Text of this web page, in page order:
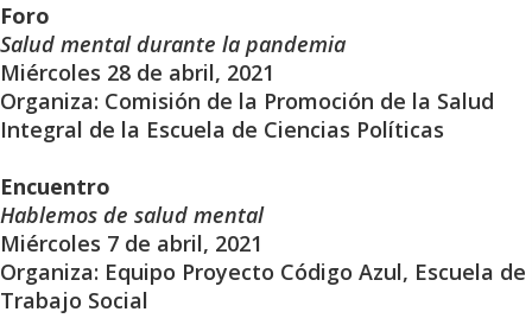
Foro
Salud mental durante la pandemia
Miércoles 28 de abril, 2021
Organiza: Comisión de la Promoción de la Salud
Integral de la Escuela de Ciencias Políticas
Encuentro
Hablemos de salud mental
Miércoles 7 de abril, 2021
Organiza: Equipo Proyecto Código Azul, Escuela de
Trabajo Social